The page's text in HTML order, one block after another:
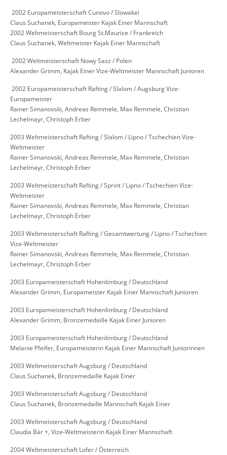
​ 2002 Europameisterschaft Cunovo / Slowakei
Claus Suchanek, Europameister Kajak Einer Mannschaft
2002 Weltmeisterschaft Bourg St.Maurice / Frankreich
Claus Suchanek, Weltmeister Kajak Einer Mannschaft
​ 2002 Weltmeisterschaft Nowy Sasz / Polen
Alexander Grimm, Kajak Einer Vize-Weltmeister Mannschaft Junioren
​ 2002 Europameisterschaft Rafting / Slalom / Augsburg Vize-
Europameister
Rainer Simanovski, Andreas Remmele, Max Remmele, Christian
Lechelmayr, Christoph Erber
2003 Weltmeisterschaft Rafting / Slalom / Lipno / Tschechien Vize-
Weltmeister
Rainer Simanovski, Andreas Remmele, Max Remmele, Christian
Lechelmayr, Christoph Erber
2003 Weltmeisterschaft Rafting / Sprint / Lipno / Tschechien Vize-
Weltmeister
Rainer Simanovski, Andreas Remmele, Max Remmele, Christian
Lechelmayr, Christoph Erber
2003 Weltmeisterschaft Rafting / Gesamtwertung / Lipno / Tschechien
Vize-Weltmeister
Rainer Simanovski, Andreas Remmele, Max Remmele, Christian
Lechelmayr, Christoph Erber
2003 Europameisterschaft Hohenlimburg / Deutschland
Alexander Grimm, Europameister Kajak Einer Mannschaft Junioren
2003 Europameisterschaft Hohenlimburg / Deutschland
Alexander Grimm, Bronzemedaille Kajak Einer Junioren
2003 Europameisterschaft Hohenlimburg / Deutschland
Melanie Pfeifer, Europameisterin Kajak Einer Mannschaft Juniorinnen
2003 Weltmeisterschaft Augsburg / Deutschland
Claus Suchanek, Bronzemedaille Kajak Einer
2003 Weltmeisterschaft Augsburg / Deutschland
Claus Suchanek, Bronzemedaille Mannschaft Kajak Einer
2003 Weltmeisterschaft Augsburg / Deutschland
Claudia Bär +, Vize-Weltmeisterin Kajak Einer Mannschaft
2004 Weltmeisterschaft Lofer / Österreich